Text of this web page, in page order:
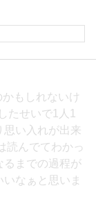
もしれないけ
たせいで1人1
思い入れが出来
読んでてわかっ
るまでの過程が
なぁと思いま